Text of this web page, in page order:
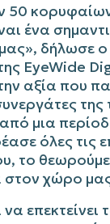
50
ένα
δήλωσε
EyeWide
αξία που
της
μια
όλες τις
το
στον χώρο
να επεκτείνει